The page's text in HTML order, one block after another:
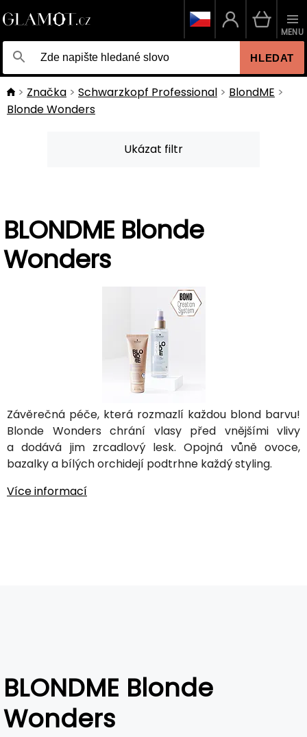
HLEDAT
MENU
Značka Schwarzkopf Professional
BlondME
Blonde Wonders
Ukázat filtr
BLONDME Blonde
Wonders
Závěrečná péče, která rozmazlí každou blond barvu!
Blonde Wonders chrání vlasy před vnějšími vlivy
a dodává jim zrcadlový lesk. Opojná vůně ovoce,
bazalky a bílých orchidejí podtrhne každý styling.
Více informací
BLONDME Blonde
Wonders